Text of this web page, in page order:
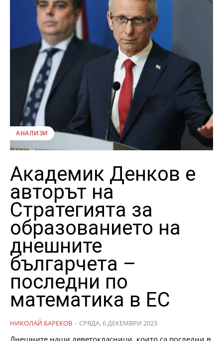
АНАЛИЗИ
Академик Денков е
авторът на
Стратегията за
образованието на
днешните
българчета –
последни по
математика в ЕС
НИКОЛАЙ БАРЕКОВ - СРЯДА, 6 ДЕКЕМВРИ 2023
Днешните наши деветокласници, които са последни в